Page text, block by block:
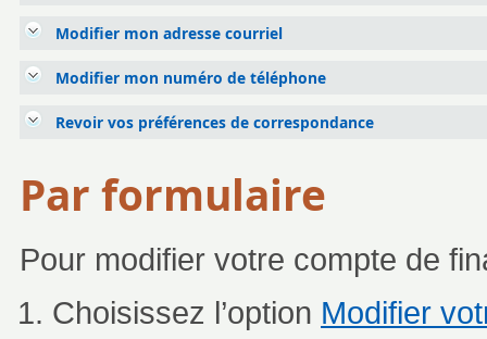
Modifier mon adresse courriel
Modifier mon numéro de téléphone
Revoir vos préférences de correspondance
Par formulaire
Pour modifier votre compte de
Choisissez l’option Modifier